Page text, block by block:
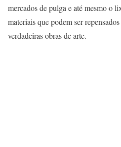
mercados de pulga e até mesmo o
materiais que podem ser
verdadeiras obras de arte.